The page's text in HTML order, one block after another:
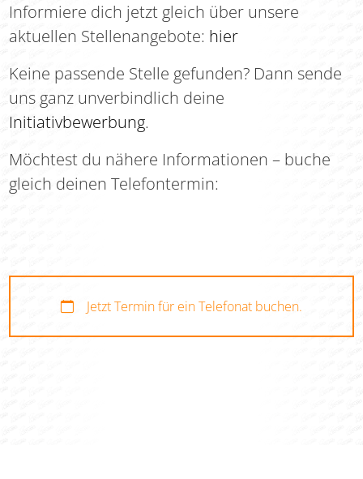
Informiere dich jetzt gleich über unsere
aktuellen Stellenangebote: hier
Keine passende Stelle gefunden? Dann sende
uns ganz unverbindlich deine
Initiativbewerbung.
Möchtest du nähere Informationen – buche
gleich deinen Telefontermin:
Jetzt Termin für ein Telefonat buchen.